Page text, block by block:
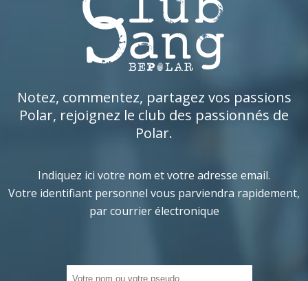
Notez, commentez, partagez vos passions
Polar, rejoignez le club des passionnés de
Polar.
Indiquez ici votre nom et votre adresse email.
Votre identifiant personnel vous parviendra rapidement,
par courrier électronique